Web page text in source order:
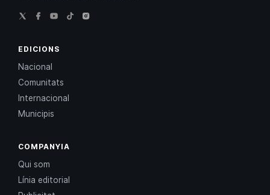
EDICIONS
Nacional
Comunitats
Internacional
Municipis
COMPANYIA
Qui som
Línia editorial